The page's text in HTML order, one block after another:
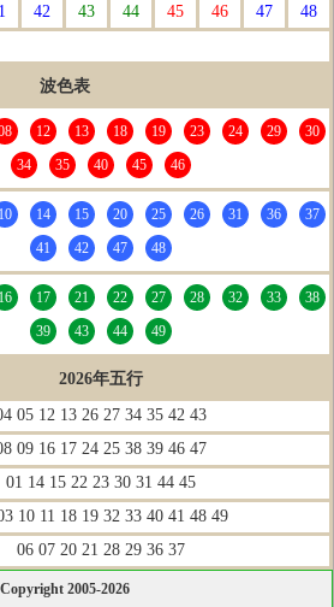
42 43 44 45 46 47
48
波色表
12 13 18 19 23 24 29
30
34
35 40 45 46
10 14 15 20 25 26 31 36
37
41
42 47 48
16 17 21 22 27 28 32 33
38
39
43 44 49
2026年五行
05 12 13 26 27 34 35 42 43
09 16 17 24 25 38 39 46 47
01 14 15 22 23 30 31 44 45
10 11 18 19 32 33 40 41 48 49
06 07 20 21 28 29 36 37
Copyright 2005-2026